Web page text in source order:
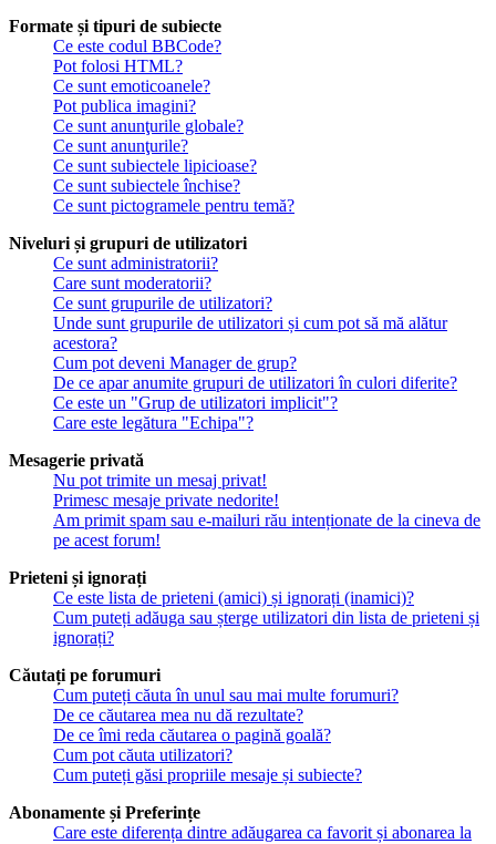
Formate și tipuri de subiecte
Ce este codul BBCode?
Pot folosi HTML?
Ce sunt emoticoanele?
Pot publica imagini?
Ce sunt anunţurile globale?
Ce sunt anunţurile?
Ce sunt subiectele lipicioase?
Ce sunt subiectele închise?
Ce sunt pictogramele pentru temă?
Niveluri și grupuri de utilizatori
Ce sunt administratorii?
Care sunt moderatorii?
Ce sunt grupurile de utilizatori?
Unde sunt grupurile de utilizatori și cum pot să mă alătur
acestora?
Cum pot deveni Manager de grup?
De ce apar anumite grupuri de utilizatori în culori diferite?
Ce este un "Grup de utilizatori implicit"?
Care este legătura "Echipa"?
Mesagerie privată
Nu pot trimite un mesaj privat!
Primesc mesaje private nedorite!
Am primit spam sau e-mailuri rău intenționate de la cineva de
pe acest forum!
Prieteni și ignorați
Ce este lista de prieteni (amici) și ignorați (inamici)?
Cum puteți adăuga sau șterge utilizatori din lista de prieteni și
ignorați?
Căutați pe forumuri
Cum puteți căuta în unul sau mai multe forumuri?
De ce căutarea mea nu dă rezultate?
De ce îmi reda căutarea o pagină goală?
Cum pot căuta utilizatori?
Cum puteți găsi propriile mesaje și subiecte?
Abonamente și Preferințe
Care este diferența dintre adăugarea ca favorit și abonarea la